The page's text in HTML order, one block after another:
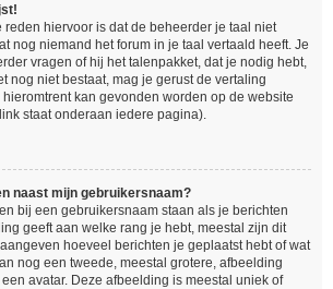
reden hiervoor is dat de beheerder je taal niet
nog niemand het forum in je taal vertaald heeft. Je
vragen of hij het talenpakket, dat je nodig hebt,
nog niet bestaat, mag je gerust de vertaling
kan gevonden worden op de website
staat onderaan iedere pagina).
naast mijn gebruikersnaam?
bij een gebruikersnaam staan als je berichten
geeft aan welke rang je hebt, meestal zijn dit
hoeveel berichten je geplaatst hebt of wat
nog een tweede, meestal grotere, afbeelding
avatar. Deze afbeelding is meestal uniek of